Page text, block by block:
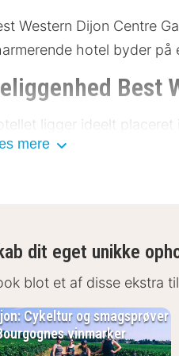
Western Dijon Centre
hotel byder på
Best
ligger ideelt
seværdigheder
Museum for Fin Kunst:
Jardin Darcy: 700 meter
La Moutarderie: 1.000
Best
mere
dit eget unikke
blot et af disse ekstra
Cykeltur og smagsprøver
vinmarker